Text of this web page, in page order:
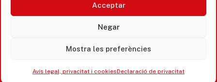
Acceptar
Negar
Mostra les preferències
Avís legal, privacitat i cookiesDeclaració de privacitat
Castell d’Aro · Platja d’Aro · S’Agaró
365 www.platjadaro